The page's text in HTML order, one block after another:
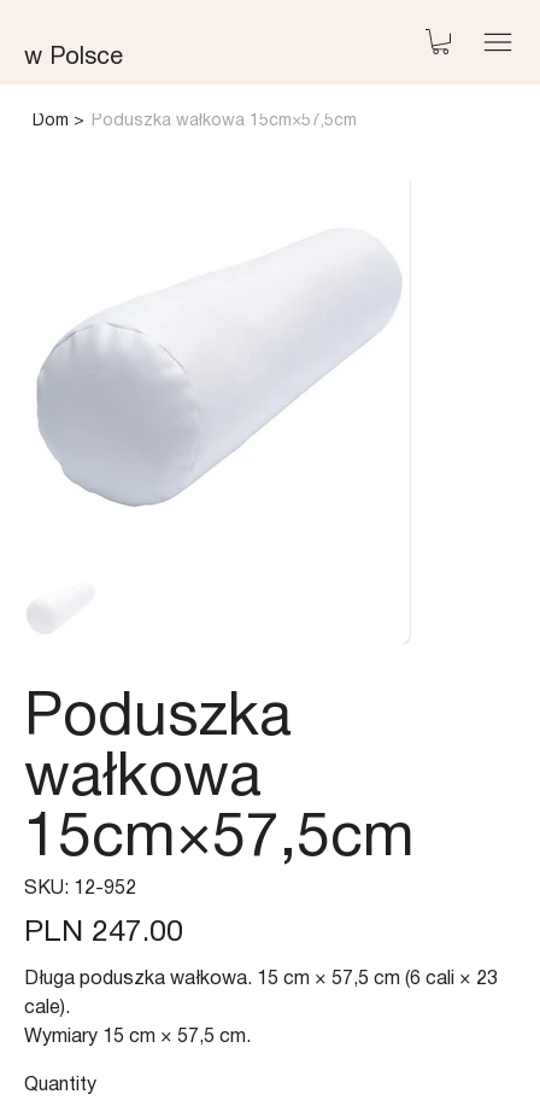
w Polsce
Dom > Poduszka wałkowa 15cm×57,5cm
Poduszka
wałkowa
15cm×57,5cm
SKU: SKU
12-
12-952
Price
PLN 247.00
Długa poduszka wałkowa. 15 cm × 57,5 cm (6 cali × 23
cale).
Wymiary 15 cm × 57,5 cm.
Quantity